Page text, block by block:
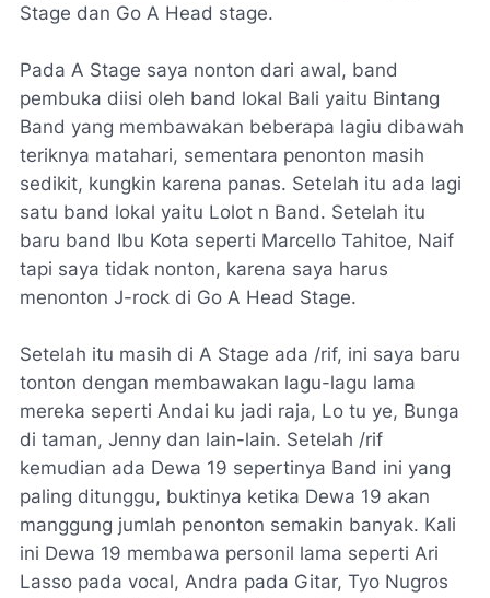
Stage dan Go A Head stage.
Pada A Stage saya nonton dari awal, band
pembuka diisi oleh band lokal Bali yaitu Bintang
Band yang membawakan beberapa lagiu dibawah
teriknya matahari, sementara penonton masih
sedikit, kungkin karena panas. Setelah itu ada lagi
satu band lokal yaitu Lolot n Band. Setelah itu
baru band Ibu Kota seperti Marcello Tahitoe, Naif
tapi saya tidak nonton, karena saya harus
menonton J-rock di Go A Head Stage.
Setelah itu masih di A Stage ada /rif, ini saya baru
tonton dengan membawakan lagu-lagu lama
mereka seperti Andai ku jadi raja, Lo tu ye, Bunga
di taman, Jenny dan lain-lain. Setelah /rif
kemudian ada Dewa 19 sepertinya Band ini yang
paling ditunggu, buktinya ketika Dewa 19 akan
manggung jumlah penonton semakin banyak. Kali
ini Dewa 19 membawa personil lama seperti Ari
Lasso pada vocal, Andra pada Gitar, Tyo Nugros